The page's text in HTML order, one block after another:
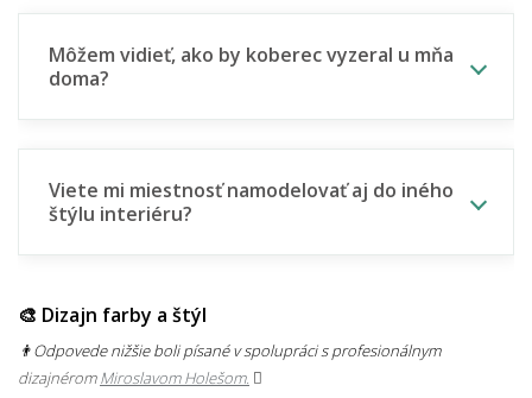
Môžem vidieť, ako by koberec vyzeral u mňa
doma?
Viete mi miestnosť namodelovať aj do iného
štýlu interiéru?
🎨 Dizajn farby a štýl
👨‍Odpovede nižšie boli písané v spolupráci s profesionálnym
dizajnéromMiroslavom Holešom.